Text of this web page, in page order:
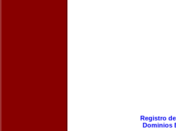
Registro
Dominios